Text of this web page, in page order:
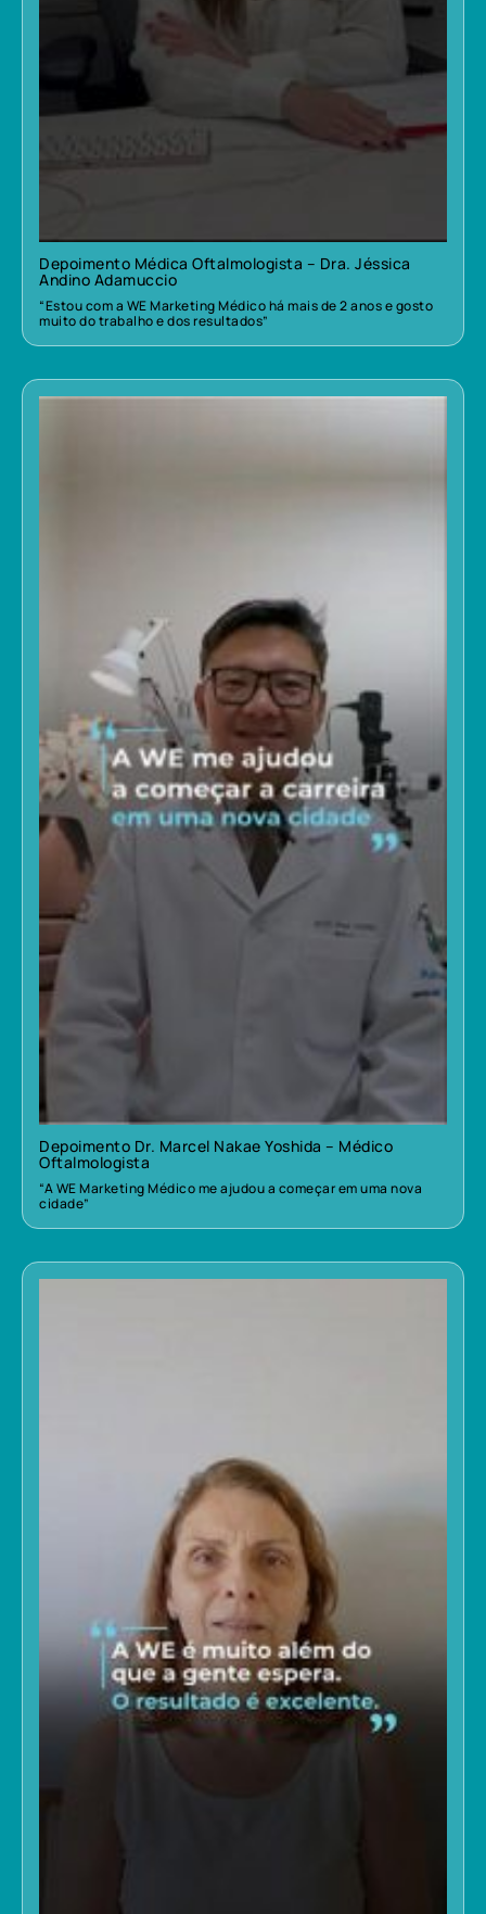
Depoimento Médica Oftalmologista – Dra. Jéssica
Andino Adamuccio
“Estou com a WE Marketing Médico há mais de 2 anos e gosto
muito do trabalho e dos resultados”
Depoimento Dr. Marcel Nakae Yoshida – Médico
Oftalmologista
“A WE Marketing Médico me ajudou a começar em uma nova
cidade”